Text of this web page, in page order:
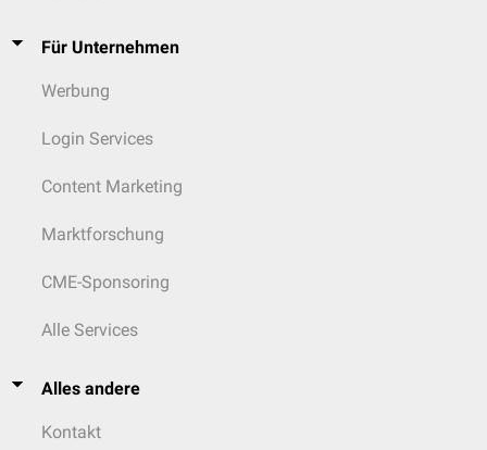
Für Unternehmen
Werbung
Login Services
Content Marketing
Marktforschung
CME-Sponsoring
Alle Services
Alles andere
Kontakt